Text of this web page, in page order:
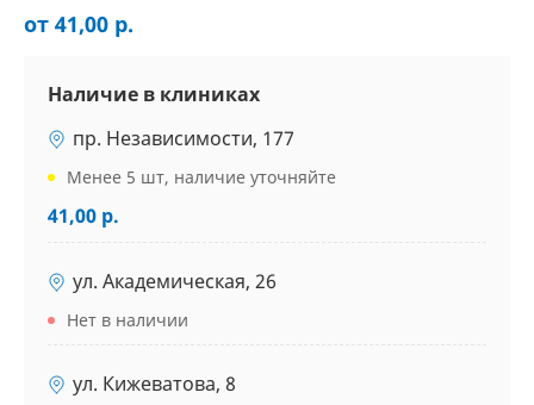
от 41,00 р.
Наличие в клиниках
пр. Независимости, 177
Менее 5 шт, наличие уточняйте
41,00 р.
ул. Академическая, 26
Нет в наличии
ул. Кижеватова, 8